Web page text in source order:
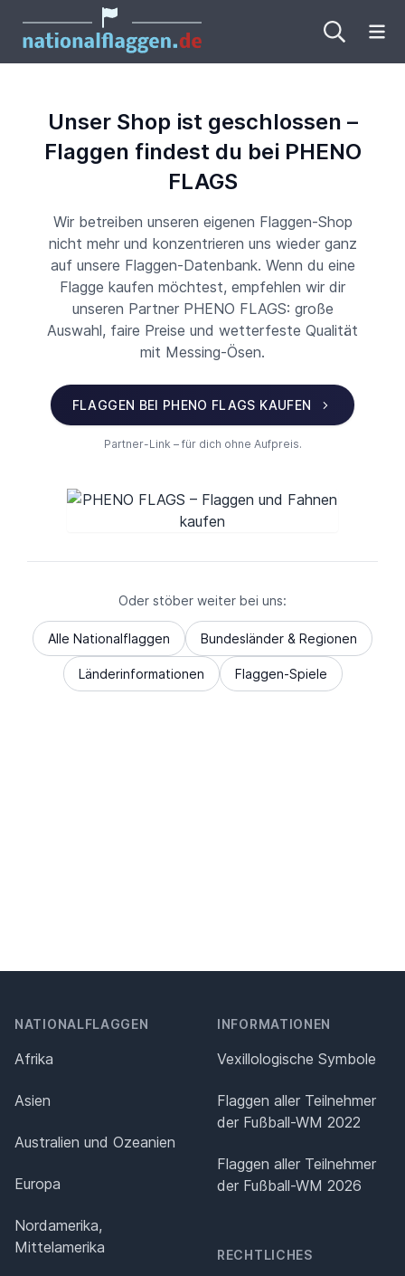
Unser Shop ist geschlossen –
Flaggen findest du bei PHENO
FLAGS
Wir betreiben unseren eigenen Flaggen-Shop
nicht mehr und konzentrieren uns wieder ganz
auf unsere Flaggen-Datenbank. Wenn du eine
Flagge kaufen möchtest, empfehlen wir dir
unseren Partner PHENO FLAGS: große
Auswahl, faire Preise und wetterfeste Qualität
mit Messing-Ösen.
FLAGGEN BEI PHENO FLAGS KAUFEN
Partner-Link – für dich ohne Aufpreis.
Oder stöber weiter bei uns:
Alle Nationalflaggen Bundesländer & Regionen
Länderinformationen Flaggen-Spiele
NATIONALFLAGGEN
Afrika
Asien
Australien und Ozeanien
Europa
Nordamerika,
Mittelamerika
INFORMATIONEN
Vexillologische Symbole
Flaggen aller Teilnehmer
der Fußball-WM 2022
Flaggen aller Teilnehmer
der Fußball-WM 2026
RECHTLICHES